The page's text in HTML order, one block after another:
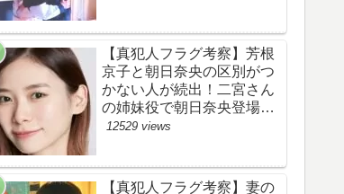
ァースト】
【真犯人フラグ考察】芳根
京子と朝日奈央の区別がつ
かない人が続出！二宮さん
の姉妹役で朝日奈央登場
か！【ネット・ツイッター
ト黒幕伏線まとめ】
12529 views
【真犯人フラグ考察】妻の